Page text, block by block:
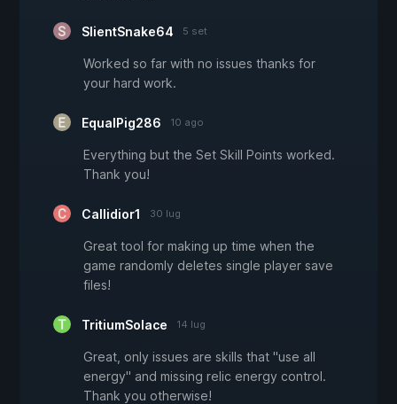
SlientSnake64 5 set
Worked so far with no issues thanks for
your hard work.
EqualPig286 10 ago
Everything but the Set Skill Points worked.
Thank you!
Callidior1 30 lug
Great tool for making up time when the
game randomly deletes single player save
files!
TritiumSolace 14 lug
Great, only issues are skills that "use all
energy" and missing relic energy control.
Thank you otherwise!